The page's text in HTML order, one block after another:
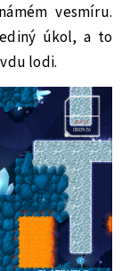
vesmíru.
úkol, a to
lodi.